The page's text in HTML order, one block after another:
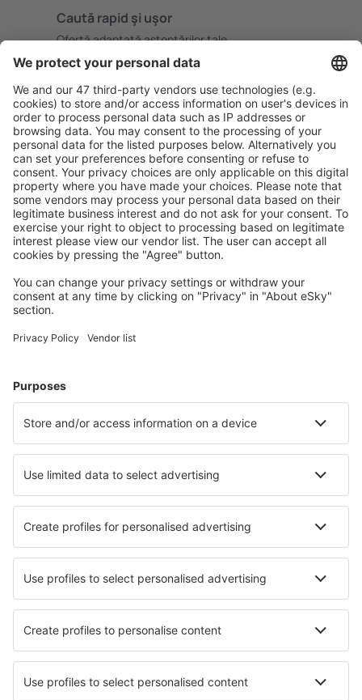
Caută rapid şi uşor
Ofertă adaptată aşteptărilor tale.
Planifică ȋn siguranţă
Rezervare fără griji cu opțiune gratuită de anulare.
Economiseşte mai mult
Prețuri atractive și oferte speciale pentru utilizatorii
conectați.
Cazarea preferată
Alege din peste 1,3 mil. de opţiuni: hoteluri, cabane,
Cele mai căutate hoteluri de către utilizatorii eSky
Hoteluri în Gromitz
Hoteluri în Zingst Hoteluri în Westerland
Hoteluri în Heringsdorf Hoteluri în Timmendorfer Strand
Hoteluri în Willingen Hoteluri în Wittmund
Cele mai bune hoteluri - orașe
Hoteluri în El Vivero Hoteluri în Veysonnaz
Hoteluri în Hatrival Hoteluri în Parkland